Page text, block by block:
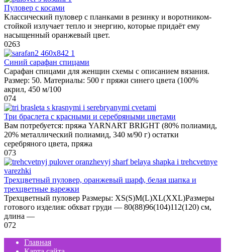
Пуловер с косами
Классический пуловер с планками в резинку и воротником-
стойкой излучает тепло и энергию, которые придаёт ему
насыщенный оранжевый цвет.
0263
Синий сарафан спицами
Сарафан спицами для женщин схемы с описанием вязания.
Размер: 50. Материалы: 500 г пряжи синего цвета (100%
акрил, 450 м/100
074
Три браслета с красными и серебряными цветами
Вам потребуется: пряжа YARNART BRIGHT (80% полиамид,
20% металлический полиамид, 340 м/90 г) остатки
серебряного цвета, пряжа
073
Трехцветный пуловер, оранжевый шарф, белая шапка и
трехцветные варежки
Трехцветный пуловер Размеры: XS(S)M(L)XL(XXL)Размеры
готового изделия: обхват груди — 80(88)96(104)112(120) см,
длина —
072
Главная